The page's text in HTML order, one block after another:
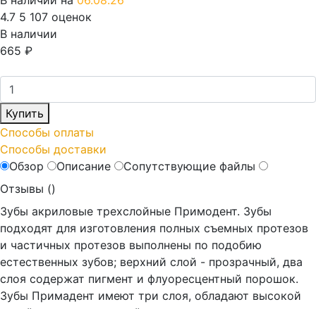
4.7 5 107 оценок
В наличии
665 ₽
Купить
Способы оплаты
Способы доставки
Обзор
Описание
Сопутствующие файлы
Отзывы ()
Зубы акриловые трехслойные Примодент. Зубы
подходят для изготовления полных съемных протезов
и частичных протезов выполнены по подобию
естественных зубов; верхний слой - прозрачный, два
слоя содержат пигмент и флуоресцентный порошок.
Зубы Примадент имеют три слоя, обладают высокой